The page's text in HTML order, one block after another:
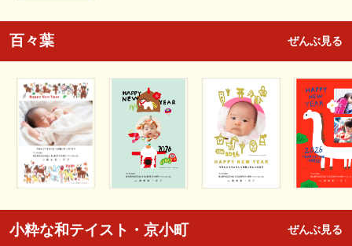
百々葉 ぜんぶ見る
小粋な和テイスト・京小町 ぜんぶ見る